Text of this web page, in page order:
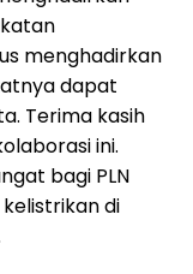
menghadirkan
dapat
Terima kasih
ini.
bagi PLN
di